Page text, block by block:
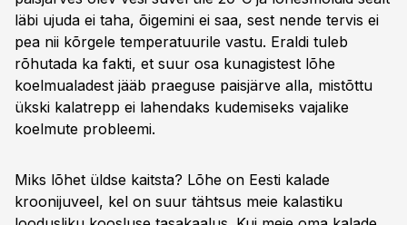
läbi ujuda ei taha, õigemini ei saa, sest nende tervis ei
pea nii kõrgele temperatuurile vastu. Eraldi tuleb
rõhutada ka fakti, et suur osa kunagistest lõhe
koelmualadest jääb praeguse paisjärve alla, mistõttu
ükski kalatrepp ei lahendaks kudemiseks vajalike
koelmute probleemi.
Miks lõhet üldse kaitsta? Lõhe on Eesti kalade
kroonijuveel, kel on suur tähtsus meie kalastiku